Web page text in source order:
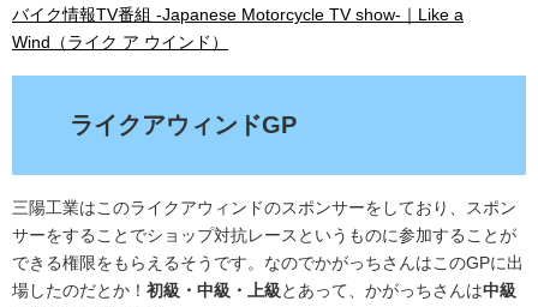
バイク情報TV番組 -Japanese Motorcycle TV show-｜Like a
Wind（ライク ア ウインド）
ライクアウィンドGP
三陽工業はこのライクアウィンドのスポンサーをしており、スポン
サーをすることでショップ対抗レースというものに参加することが
できる権限をもらえるそうです。なのでかがっちさんはこのGPに出
場したのだとか！ 初級・中級・上級とあって、かがっちさんは中級